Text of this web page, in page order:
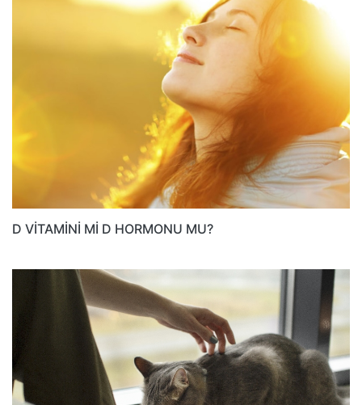
D VİTAMİNİ Mİ D HORMONU MU?